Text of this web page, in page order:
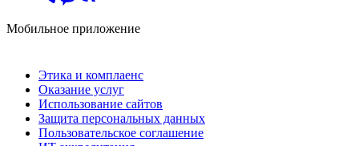
Мобильное приложение
Этика и комплаенс
Оказание услуг
Использование сайтов
Защита персональных данных
Пользовательское соглашение